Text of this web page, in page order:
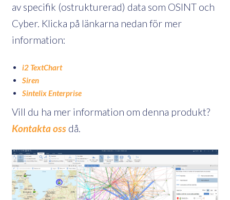
av specifik (ostrukturerad) data som OSINT och
Cyber. Klicka på länkarna nedan för mer
information:
i2 TextChart
Siren
Sintelix Enterprise
Vill du ha mer information om denna produkt?
Kontakta oss då.